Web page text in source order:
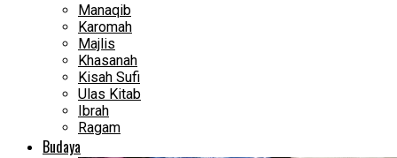
Manaqib
Karomah
Majlis
Khasanah
Kisah Sufi
Ulas Kitab
Ibrah
Ragam
Budaya